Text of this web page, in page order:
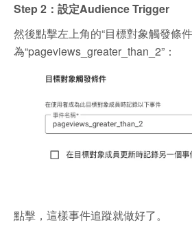
Step 2：設定Audience Trigger
然後點擊左上角的“目標對象觸發條
為“pageviews_greater_than_2”：
點擊，這樣事件追蹤就做好了。